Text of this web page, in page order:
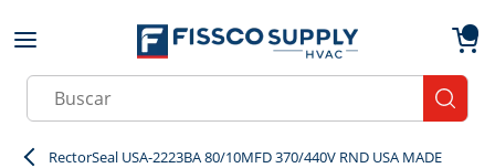
Skip to main content
Site Search
RectorSeal USA-2223BA 80/10MFD 370/440V RND USA MADE